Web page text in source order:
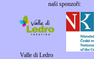
naši sponzoři:
Valle di Ledro